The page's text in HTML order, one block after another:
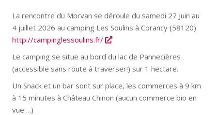
La rencontre du Morvan se déroule du samedi 27 Juin au
4 juillet 2026 au camping Les Soulins à Corancy (58120)
http://campinglessoulins.fr/
Le camping se situe au bord du lac de Pannecières
(accessible sans route à traverser!) sur 1 hectare.
Un Snack et un bar sont sur place, les commerces à 9 km
à 15 minutes à Château Chinon (aucun commerce bio en
vue….)